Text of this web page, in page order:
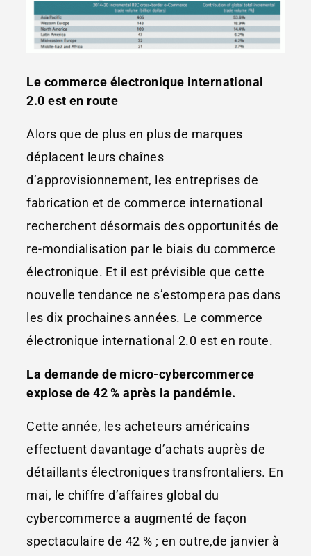
Le commerce électronique international
2.0 est en route
Alors que de plus en plus de marques
déplacent leurs chaînes
d’approvisionnement, les entreprises de
fabrication et de commerce international
recherchent désormais des opportunités de
re-mondialisation par le biais du commerce
électronique. Et il est prévisible que cette
nouvelle tendance ne s’estompera pas dans
les dix prochaines années. Le commerce
électronique international 2.0 est en route.
La demande de micro-cybercommerce
explose de 42 % après la pandémie.
Cette année, les acheteurs américains
effectuent davantage d’achats auprès de
détaillants électroniques transfrontaliers. En
mai, le chiffre d’affaires global du
cybercommerce a augmenté de façon
spectaculaire de 42 % ; en outre,de janvier à